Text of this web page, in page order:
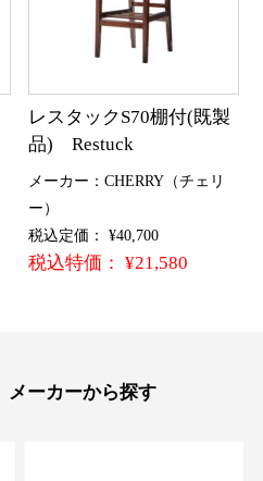
レスタックS70棚付(既製
品) Restuck
メーカー：CHERRY（チェリ
ー）
税込定価： ¥40,700
税込特価： ¥21,580
メーカーから探す